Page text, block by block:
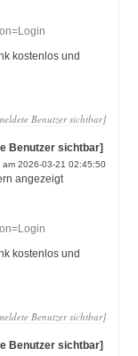
kostenlos und
Benutzer sichtbar]
Benutzer sichtbar]
am 2026-03-21 02:45:50
angezeigt
kostenlos und
Benutzer sichtbar]
Benutzer sichtbar]